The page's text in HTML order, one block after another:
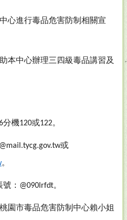
心進行毒品危害防制相關宣
本中心辦理三四級毒品講習及
分機120或122。
或
。
： @090lrfdt。
園市毒品危害防制中心賴小姐